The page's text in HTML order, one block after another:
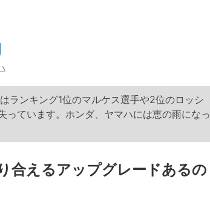
ランキング1位のマルケス選手や2位のロッシ
っています。ホンダ、ヤマハには恵の雨になっ
合えるアップグレードあるの